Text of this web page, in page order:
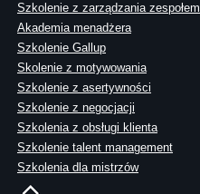
Szkolenie z zarządzania zespołem
Akademia menadżera
Szkolenie Gallup
Skolenie z motywowania
Szkolenie z asertywności
Szkolenie z negocjacji
Szkolenia z obsługi klienta
Szkolenie talent management
Szkolenia dla mistrzów